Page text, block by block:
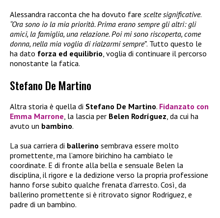
Alessandra racconta che ha dovuto fare scelte significative.
“Ora sono io la mia priorità. Prima erano sempre gli altri: gli
amici, la famiglia, una relazione. Poi mi sono riscoperta, come
donna, nella mia voglia di rialzarmi sempre”. Tutto questo le
ha dato forza ed equilibrio , voglia di continuare il percorso
nonostante la fatica.
Stefano De Martino
Altra storia è quella di Stefano De Martino. Fidanzato con
Emma Marrone , la lascia per Belen Rodríguez , da cui ha
avuto un bambino.
La sua carriera di ballerino sembrava essere molto
promettente, ma l’amore birichino ha cambiato le
coordinate. E di fronte alla bella e sensuale Belen la
disciplina, il rigore e la dedizione verso la propria professione
hanno forse subito qualche frenata d’arresto. Così, da
ballerino promettente si è ritrovato signor Rodriguez, e
padre di un bambino.